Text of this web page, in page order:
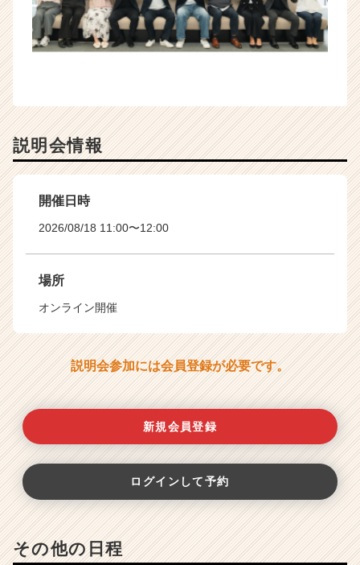
説明会情報
開催日時
2026/08/18 11:00〜12:00
場所
オンライン開催
説明会参加には会員登録が必要です。
新規会員登録
ログインして予約
その他の日程